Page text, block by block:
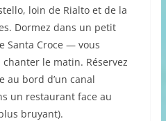
loin de Rialto et de la
Dormez dans un petit
Santa Croce — vous
le matin. Réservez
au bord d’un canal
un restaurant face au
bruyant).